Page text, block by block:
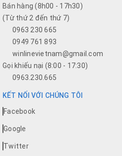
Bán hàng (8h00 - 17h30)
(Từ thứ 2 đến thứ 7)
0963 230 665
0949 761 893
winlinevietnam@gmail.com
Gọi khiếu nại (8:00 - 17:30)
0963.230.665
KẾT NỐI VỚI CHÚNG TÔI
Facebook
Google
Twitter